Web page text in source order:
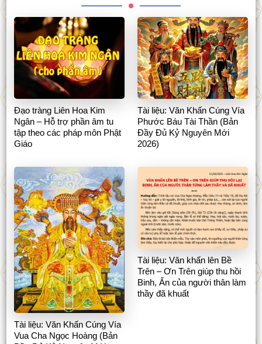
Đạo tràng Liên Hoa Kim
Ngân – Hỗ trợ phần âm tu
tập theo các pháp môn Phật
Giáo
Tài liệu: Văn Khấn Cúng Vía
Phước Báu Tài Thần (Bản
Đầy Đủ Kỷ Nguyên Mới
2026)
Tài liệu: Văn Khấn Cúng Vía
Vua Cha Ngọc Hoàng (Bản
Tài liệu: Văn khấn lên Bề
Trên – Ơn Trên giúp thu hồi
Binh, Ấn của người thân làm
thầy đã khuất